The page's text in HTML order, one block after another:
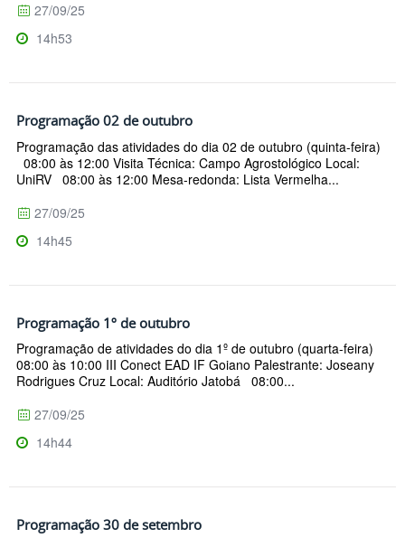
27/09/25
14h53
Programação 02 de outubro
Programação das atividades do dia 02 de outubro (quinta-feira)
08:00 às 12:00 Visita Técnica: Campo Agrostológico Local:
UniRV 08:00 às 12:00 Mesa-redonda: Lista Vermelha...
27/09/25
14h45
Programação 1º de outubro
Programação de atividades do dia 1º de outubro (quarta-feira)
08:00 às 10:00 III Conect EAD IF Goiano Palestrante: Joseany
Rodrigues Cruz Local: Auditório Jatobá 08:00...
27/09/25
14h44
Programação 30 de setembro